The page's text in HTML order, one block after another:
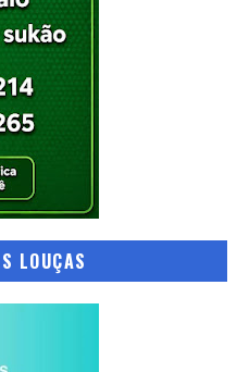
LOUÇAS